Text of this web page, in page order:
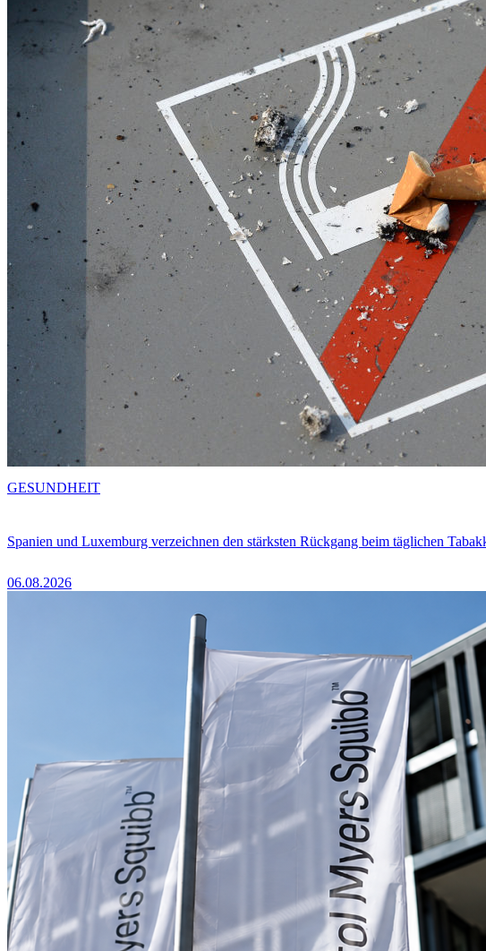
Spanien und Luxemburg verzeichnen den stärksten Rückgang beim täglichen
06.08.2026
GESUNDHEIT